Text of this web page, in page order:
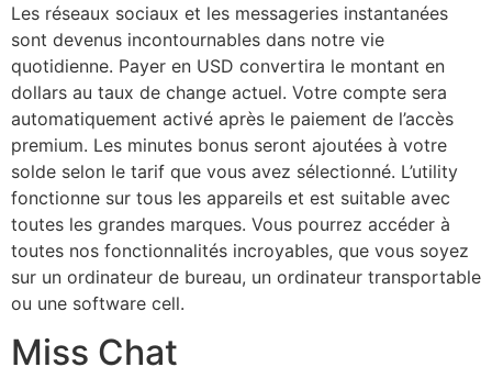
Les réseaux sociaux et les messageries instantanées
sont devenus incontournables dans notre vie
quotidienne. Payer en USD convertira le montant en
dollars au taux de change actuel. Votre compte sera
automatiquement activé après le paiement de l’accès
premium. Les minutes bonus seront ajoutées à votre
solde selon le tarif que vous avez sélectionné. L’utility
fonctionne sur tous les appareils et est suitable avec
toutes les grandes marques. Vous pourrez accéder à
toutes nos fonctionnalités incroyables, que vous soyez
sur un ordinateur de bureau, un ordinateur transportable
ou une software cell.
Miss Chat